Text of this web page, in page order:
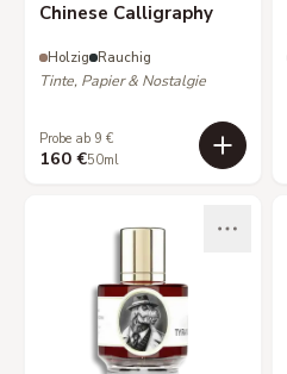
Chinese Calligraphy
Holzig Rauchig
Tinte, Papier & Nostalgie
Probe ab 9 €
160 €50ml